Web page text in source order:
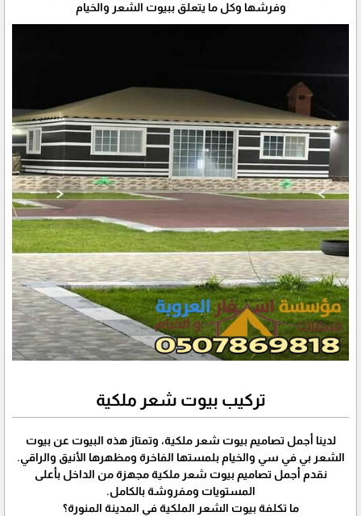
وفرشها وكل ما يتعلق ببيوت الشعر والخيام
تركيب بيوت شعر ملكية
لدينا أجمل تصاميم بيوت شعر ملكية، وتمتاز هذه البيوت عن بيوت
الشعر بي في سي والخيام بلمستها الفاخرة ومظهرها الأنيق والراقي.
نقدم أجمل تصاميم بيوت شعر ملكية مجهزة من الداخل بأعلى
المستويات ومفروشة بالكامل.
ما تكلفة بيوت الشعر الملكية في المدينة المنورة؟